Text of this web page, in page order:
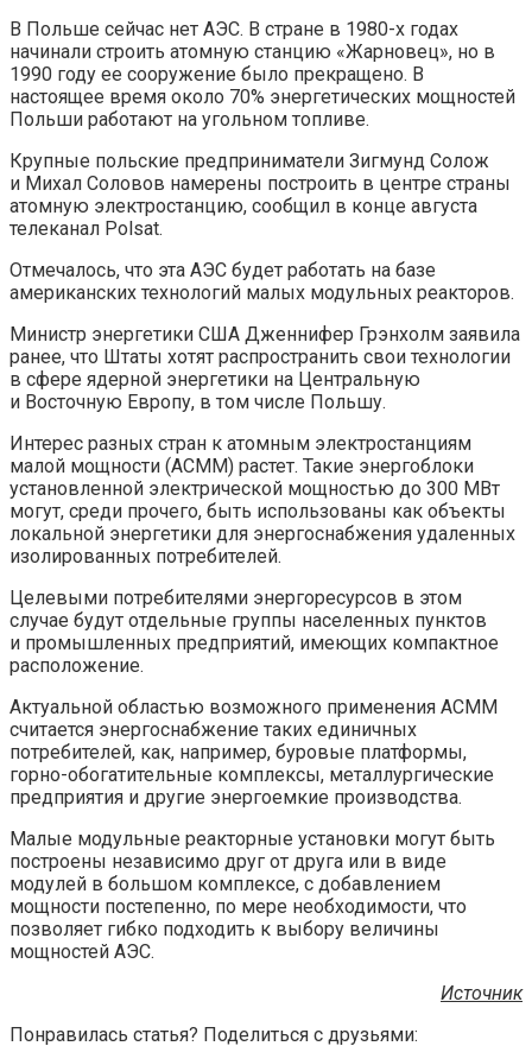
В Польше сейчас нет АЭС. В стране в 1980-х годах
начинали строить атомную станцию «Жарновец», но в
1990 году ее сооружение было прекращено. В
настоящее время около 70% энергетических мощностей
Польши работают на угольном топливе.
Крупные польские предприниматели Зигмунд Солож
и Михал Соловов намерены построить в центре страны
атомную электростанцию, сообщил в конце августа
телеканал Polsat.
Отмечалось, что эта АЭС будет работать на базе
американских технологий малых модульных реакторов.
Министр энергетики США Дженнифер Грэнхолм заявила
ранее, что Штаты хотят распространить свои технологии
в сфере ядерной энергетики на Центральную
и Восточную Европу, в том числе Польшу.
Интерес разных стран к атомным электростанциям
малой мощности (АСММ) растет. Такие энергоблоки
установленной электрической мощностью до 300 МВт
могут, среди прочего, быть использованы как объекты
локальной энергетики для энергоснабжения удаленных
изолированных потребителей.
Целевыми потребителями энергоресурсов в этом
случае будут отдельные группы населенных пунктов
и промышленных предприятий, имеющих компактное
расположение.
Актуальной областью возможного применения АСММ
считается энергоснабжение таких единичных
потребителей, как, например, буровые платформы,
горно-обогатительные комплексы, металлургические
предприятия и другие энергоемкие производства.
Малые модульные реакторные установки могут быть
построены независимо друг от друга или в виде
модулей в большом комплексе, с добавлением
мощности постепенно, по мере необходимости, что
позволяет гибко подходить к выбору величины
мощностей АЭС.
Источник
Понравилась статья? Поделиться с друзьями: